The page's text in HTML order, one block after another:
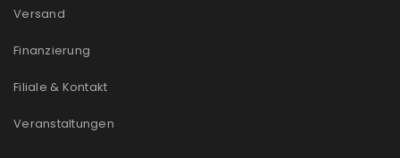
Versand
Finanzierung
Filiale & Kontakt
Veranstaltungen